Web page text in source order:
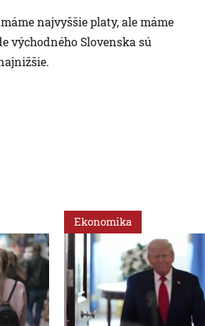
najvyššie platy, ale máme
východného Slovenska sú
Ekonomika